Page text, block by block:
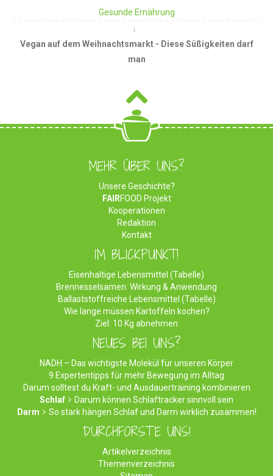
Gesunde Ernährung
Vegan auf dem Weihnachtsmarkt - Diese Süßigkeiten darf
man
MEHR ÜBER UNS?
Unsere Geschichte?
FAIRFOOD Projekt
Kooperationen
Redaktion
Kontakt
IM BLICKPUNKT!
Eisenhaltige Lebensmittel (Tabelle)
Brennesselsamen: Wirkung & Anwendung
Ballaststoffreiche Lebensmittel (Tabelle)
Wie lange müssen Kartoffeln kochen?
Ziel: 10 Kg abnehmen
NEUES BEI UNS?
NADH – Das wichtigste Molekül für unseren Körper
9 Expertentipps für mehr Bewegung im Alltag
Darum solltest du Kraft- und Ausdauertraining kombinieren
Schlaf
Darum können Schlaftracker sinnvoll sein
Darm
So stark hängen Schlaf und Darm wirklich zusammen!
DURCHFORSTE UNS!
Artikelverzeichnis
Themenverzeichnis